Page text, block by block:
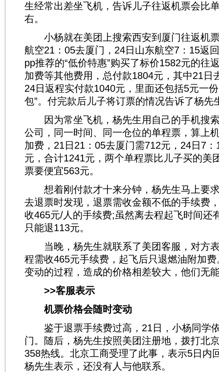
生经常出差坐飞机，告诉儿子往返机票会比
右。
小杨就在美团上搜索西安到厦门往返机
航空21：05去厦门，24日山东航空7：15返
pp推荐的“低价特惠”购买了标价1582元的往
加费等其他费用，总付款1804元，其中21日
24日返程实付款1040元，里面还包括5元一
包”。付完款后儿子将订票的情况告诉了杨先
因为常坐飞机，杨先生用自己的手机搜
公司，同一时间、同一仓位的单程票，算上
加费，21日21：05去厦门需712元，24日7
元，合计1241元，两个单程票比儿子买的美
票要便宜563元。
想着刚付款才十来分钟，杨先生马上要
去退票时发现，退票需收金额不低的手续费
收465元/人的手续费;虽然离去程起飞时间还
只能退113元。
当晚，杨先生就联系了美团客服，对方
程需收465元手续费，起飞后只退燃油附加
变动的过程，造成的价格相差较大，他们无
>>客服表示
机票价格会随时变动
鉴于退票手续费过高，21日，小杨同学
门。随后，杨先生按照美团注册地，拨打北
358热线。北京工商受理了此事，表示5日内
杨先生表示，还没有人与他联系。